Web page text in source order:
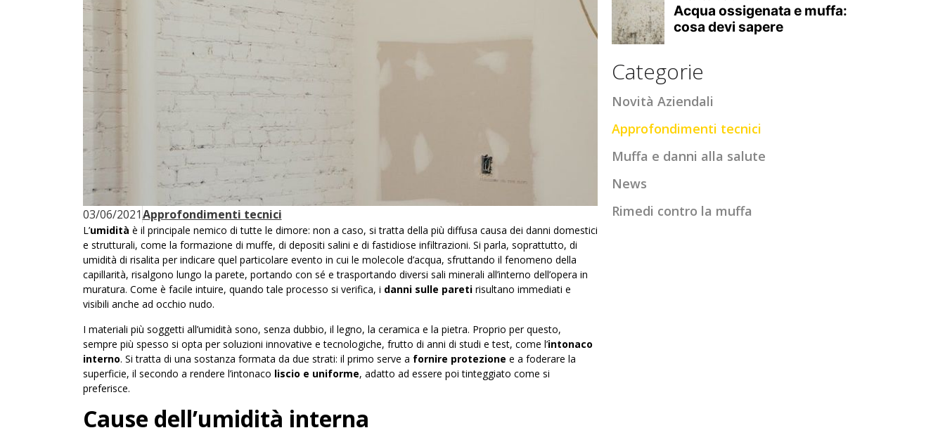
03/06/2021Approfondimenti tecnici
L’umidità è il principale nemico di tutte le dimore: non a caso, si tratta della più diffusa causa dei danni domestici
e strutturali, come la formazione di muffe, di depositi salini e di fastidiose infiltrazioni. Si parla, soprattutto, di
umidità di risalita per indicare quel particolare evento in cui le molecole d’acqua, sfruttando il fenomeno della
capillarità, risalgono lungo la parete, portando con sé e trasportando diversi sali minerali all’interno dell’opera in
muratura. Come è facile intuire, quando tale processo si verifica, i danni sulle pareti risultano immediati e
visibili anche ad occhio nudo.
I materiali più soggetti all’umidità sono, senza dubbio, il legno, la ceramica e la pietra. Proprio per questo,
sempre più spesso si opta per soluzioni innovative e tecnologiche, frutto di anni di studi e test, come l’intonaco
interno. Si tratta di una sostanza formata da due strati: il primo serve a fornire protezione e a foderare la
superficie, il secondo a rendere l’intonaco liscio e uniforme, adatto ad essere poi tinteggiato come si
preferisce.
Cause dell’umidità interna
Categorie
Novità Aziendali
Approfondimenti tecnici
Muffa e danni alla salute
News
Rimedi contro la muffa